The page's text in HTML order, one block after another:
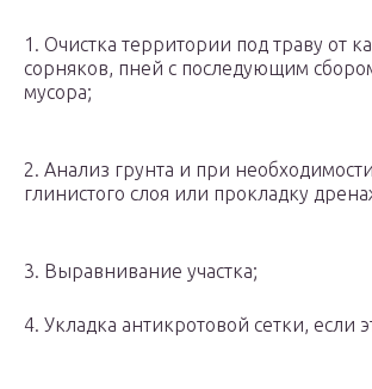
1. Очистка территории под траву от
сорняков, пней с последующим
мусора;
2. Анализ грунта и при
глинистого слоя или прокладку
3. Выравнивание участка;
4. Укладка антикротовой сетки, если